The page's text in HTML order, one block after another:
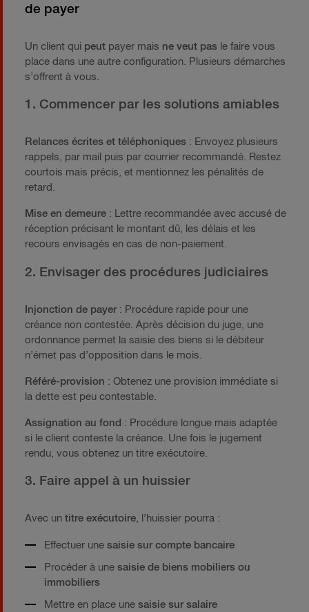
de payer
Un client qui peut payer mais ne veut pas le faire vous
place dans une autre configuration. Plusieurs démarches
s’offrent à vous.
1. Commencer par les solutions amiables
Relances écrites et téléphoniques : Envoyez plusieurs
rappels, par mail puis par courrier recommandé. Restez
courtois mais précis, et mentionnez les pénalités de
retard.
Mise en demeure : Lettre recommandée avec accusé de
réception précisant le montant dû, les délais et les
recours envisagés en cas de non-paiement.
2. Envisager des procédures judiciaires
Injonction de payer: Procédure rapide pour une
créance non contestée. Après décision du juge, une
ordonnance permet la saisie des biens si le débiteur
n’émet pas d’opposition dans le mois.
Référé-provision : Obtenez une provision immédiate si
la dette est peu contestable.
Assignation au fond : Procédure longue mais adaptée
si le client conteste la créance. Une fois le jugement
rendu, vous obtenez un titre exécutoire.
3. Faire appel à un huissier
Avec un titre exécutoire, l’huissier pourra :
Effectuer une saisie sur compte bancaire
Procéder à une saisie de biens mobiliers ou
immobiliers
Mettre en place une saisie sur salaire